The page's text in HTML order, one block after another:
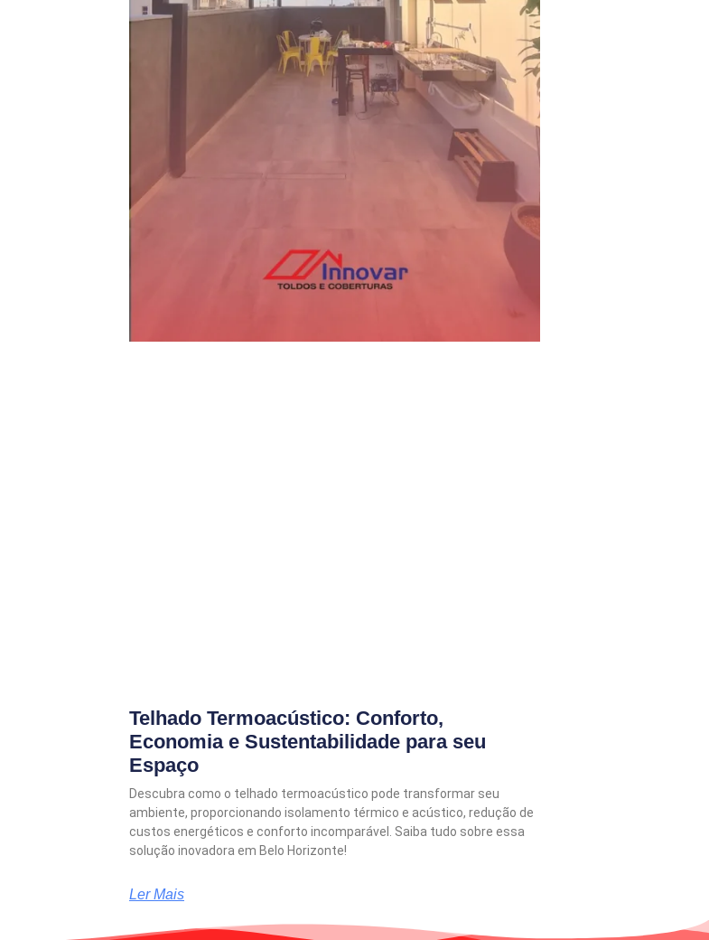
Telhado Termoacústico: Conforto,
Economia e Sustentabilidade para seu
Espaço
Descubra como o telhado termoacústico pode transformar seu
ambiente, proporcionando isolamento térmico e acústico, redução de
custos energéticos e conforto incomparável. Saiba tudo sobre essa
solução inovadora em Belo Horizonte!
Ler Mais